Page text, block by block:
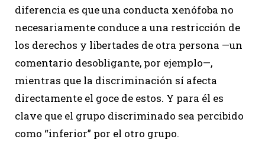
diferencia es que una conducta xenófoba no
necesariamente conduce a una restricción de
los derechos y libertades de otra persona —un
comentario desobligante, por ejemplo—,
mientras que la discriminación sí afecta
directamente el goce de estos. Y para él es
clave que el grupo discriminado sea percibido
como “inferior” por el otro grupo.